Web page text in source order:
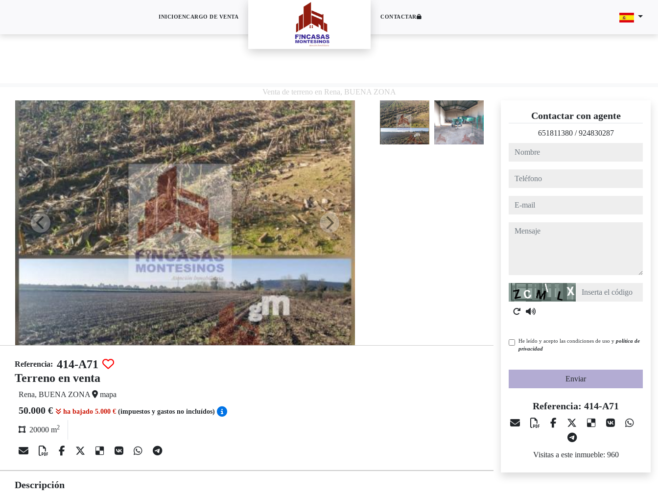
INICIOENCARGO DE VENTA CONTACTAR
Venta de terreno en Rena, BUENA ZONA
Referencia: 414-A71
Terreno en venta
Rena, BUENA ZONA mapa
50.000 € ha bajado 5.000 € (impuestos y gastos no incluídos)
20000 m2
Descripción
Contactar con agente
651811380 /924830287
nombre
teléfono
e-mail
mensaje
Captcha
He leído y acepto las condiciones de uso y política de
privacidad
Enviar
Referencia: 414-A71
Visitas a este inmueble: 960